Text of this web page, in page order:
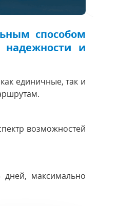
способом
надежности и
единичные, так и
возможностей
дней, максимально